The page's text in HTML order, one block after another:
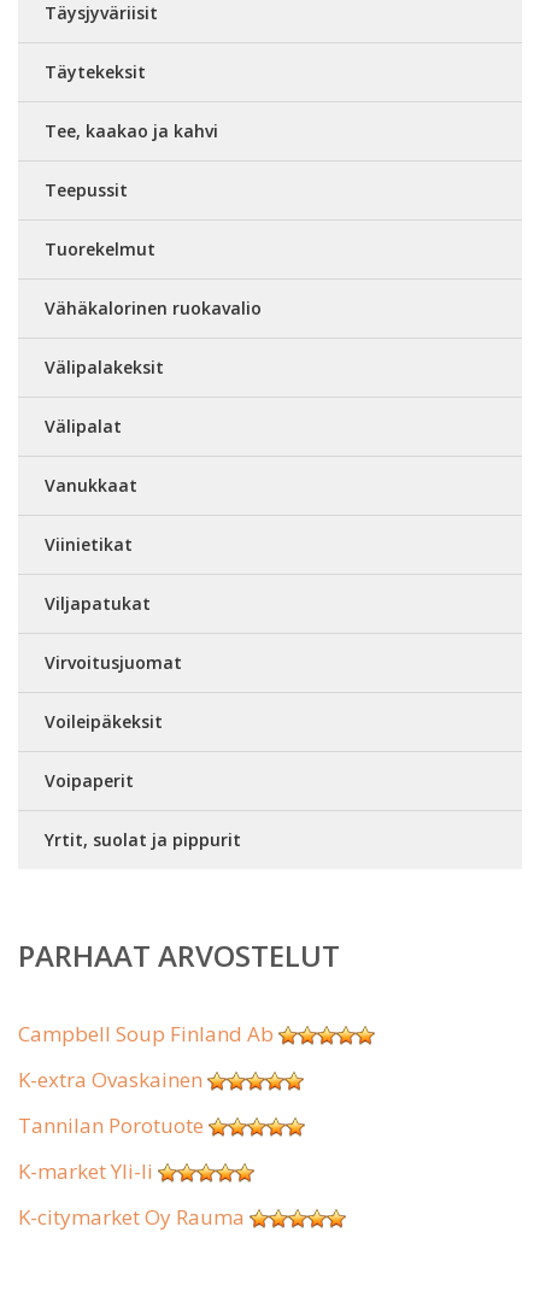
Täysjyväriisit
Täytekeksit
Tee, kaakao ja kahvi
Teepussit
Tuorekelmut
Vähäkalorinen ruokavalio
Välipalakeksit
Välipalat
Vanukkaat
Viinietikat
Viljapatukat
Virvoitusjuomat
Voileipäkeksit
Voipaperit
Yrtit, suolat ja pippurit
PARHAAT ARVOSTELUT
Campbell Soup Finland Ab
K-extra Ovaskainen
Tannilan Porotuote
K-market Yli-Ii
K-citymarket Oy Rauma